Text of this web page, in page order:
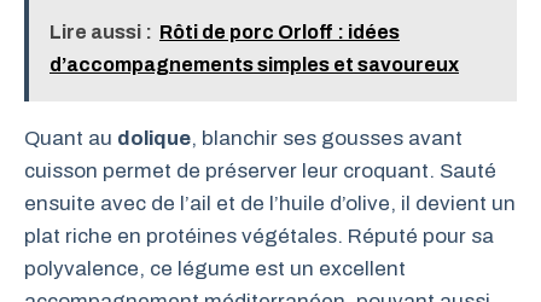
Lire aussi : Rôti de porc Orloff : idées
d’accompagnements simples et savoureux
Quant au dolique, blanchir ses gousses avant
cuisson permet de préserver leur croquant. Sauté
ensuite avec de l’ail et de l’huile d’olive, il devient un
plat riche en protéines végétales. Réputé pour sa
polyvalence, ce légume est un excellent